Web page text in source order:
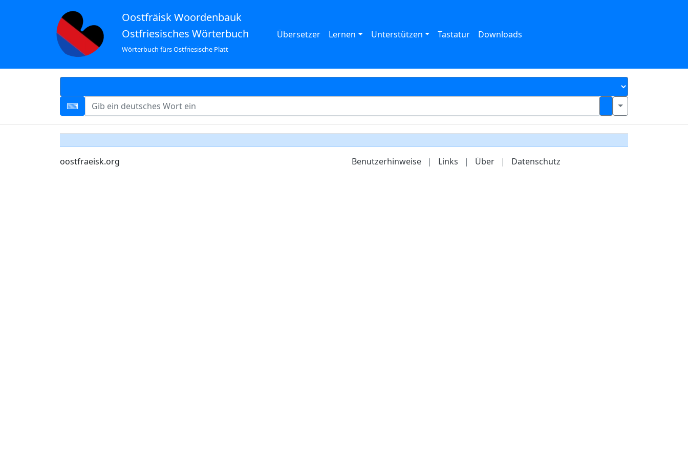
Oostfräisk Woordenbauk
Ostfriesisches Wörterbuch
Wörterbuch fürs Ostfriesische Platt
Übersetzer Lernen Unterstützen Tastatur Downloads
oostfraeisk.org Benutzerhinweise | Links | Über | Datenschutz